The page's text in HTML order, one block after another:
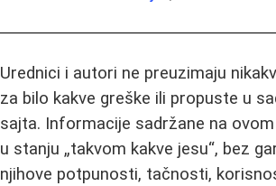
Urednici i autori ne preuzimaju
za bilo kakve greške ili propuste u
sajta. Informacije sadržane na
u stanju „takvom kakve jesu“, bez
njihove potpunosti, tačnosti,